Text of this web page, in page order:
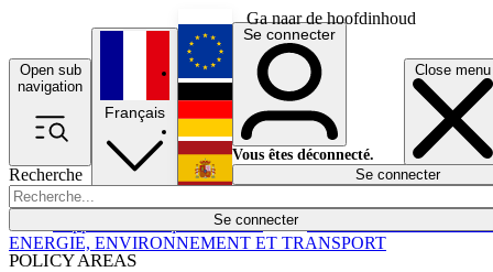
Ga naar de hoofdinhoud
Open sub
navigation
Close menu
Recherche
Se connecter
POLICY AREAS
Économie
Français
English
Deutsch
Español
Se connecter
Vous êtes déconnecté.
Se connecter
ENERGIE, ENVIRONNEMENT ET TRANSPORT